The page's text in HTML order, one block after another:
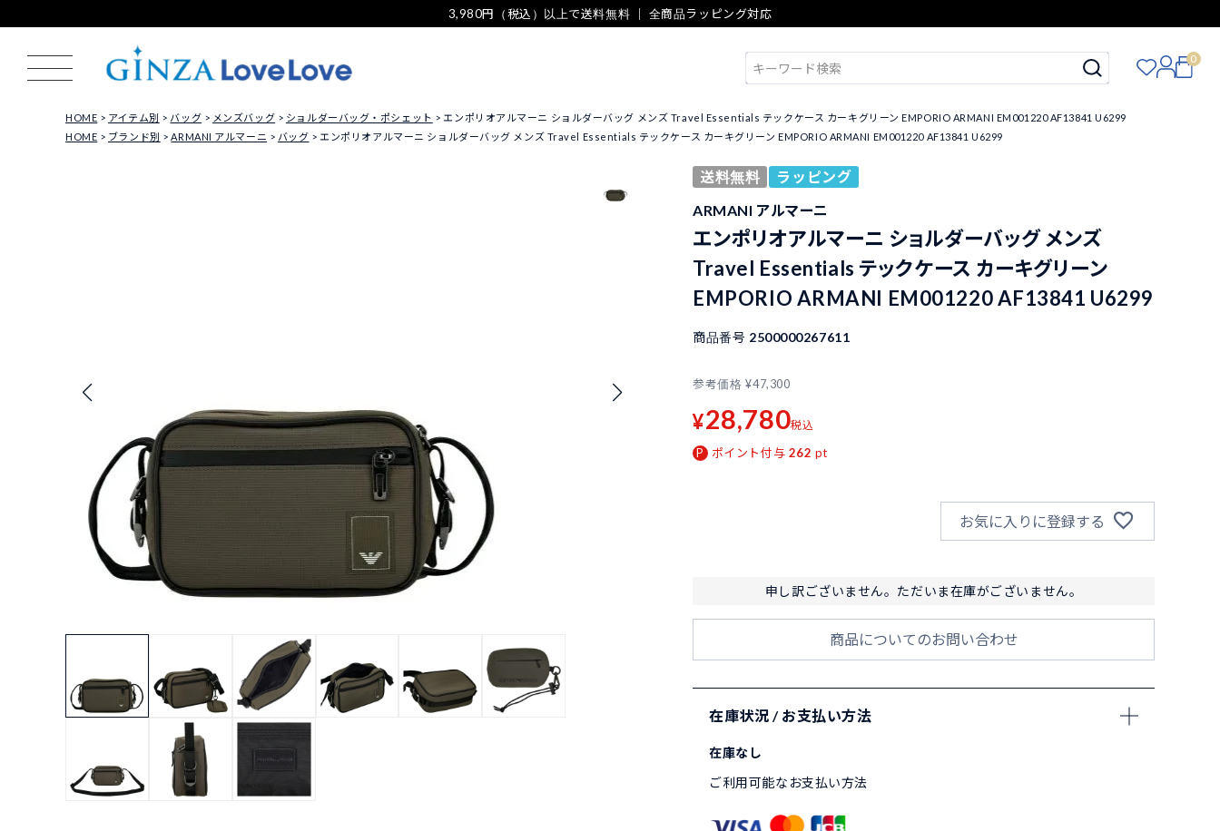
3,980円（税込）以上で送料無料 ｜ 全商品ラッピング対応
0
HOME アイテム別 バッグ メンズバッグ ショルダーバッグ・ポシェット
エンポリオアルマーニ ショルダーバッグ メンズ Travel Essentials テックケース カーキグリーン EMPORIO ARMANI EM001220 AF13841 U6299
HOME
ブランド別 ARMANI アルマーニ バッグ エンポリオアルマーニ ショルダーバッグ メンズ Travel Essentials テックケース カーキグリーン EMPORIO ARMANI EM001220 AF13841 U6299
送料無料
ラッピング
ARMANI アルマーニ
エンポリオアルマーニ ショルダーバッグ メンズ
Travel Essentials テックケース カーキグリーン
EMPORIO ARMANI EM001220 AF13841 U6299
商品番号 2500000267611
参考価格 ¥47,300
¥28,780税込
ポイント付与 262 pt
お気に入りに登録する
申し訳ございません。ただいま在庫がございません。
商品についてのお問い合わせ
在庫状況 / お支払い方法
在庫なし
ご利用可能なお支払い方法